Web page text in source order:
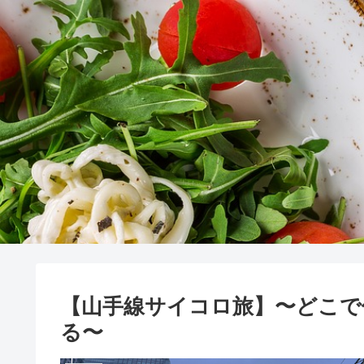
【山手線サイコロ旅】〜どこ
る〜